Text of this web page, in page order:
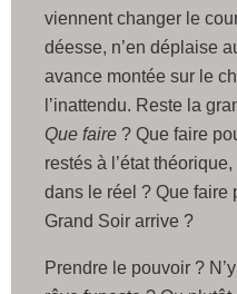
viennent changer le
déesse, n’en déplaise
avance montée sur le
l’inattendu. Reste la
Que faire ? Que faire
restés à l’état
dans le réel ? Que faire
Grand Soir arrive ?
Prendre le pouvoir ?